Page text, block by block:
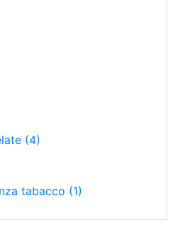
(4)
tabacco (1)